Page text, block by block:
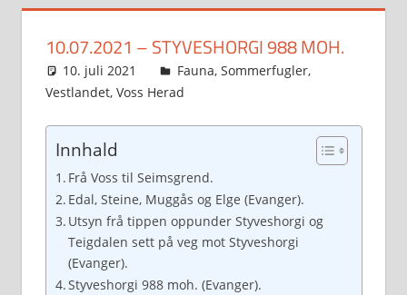
10.07.2021 – STYVESHORGI 988 MOH.
10. juli 2021 Svein
Fauna, Sommerfugler,
Vestlandet, Voss Herad
Innhald
Frå Voss til Seimsgrend.
Edal, Steine, Muggås og Elge (Evanger).
Utsyn frå tippen oppunder Styveshorgi og
Teigdalen sett på veg mot Styveshorgi
(Evanger).
Styveshorgi 988 moh. (Evanger).